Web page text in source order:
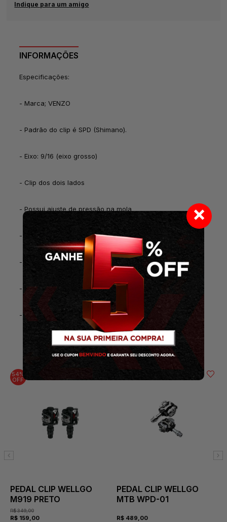
Indique para um amigo
INFORMAÇÕES
Especificações:
- Marca; VENZO
- Padrão do clip é SPD (Shimano).
- Eixo: 9/16 (eixo grosso)
- Clip dos dois lados
- Possui ajuste de pressão na mola
- Sistema de rolamentos de esferas
- Material Alumínio 6061
- Peso aproximado: 0,455 g
- ACOMPANHA TAQUINHO
SUGESTÕES DE COMPRA
54%
OFF
PEDAL CLIP WELLGO
M919 PRETO
R$349,00
R$ 159,00
PEDAL CLIP WELLGO
MTB WPD-01
R$ 489,00
×